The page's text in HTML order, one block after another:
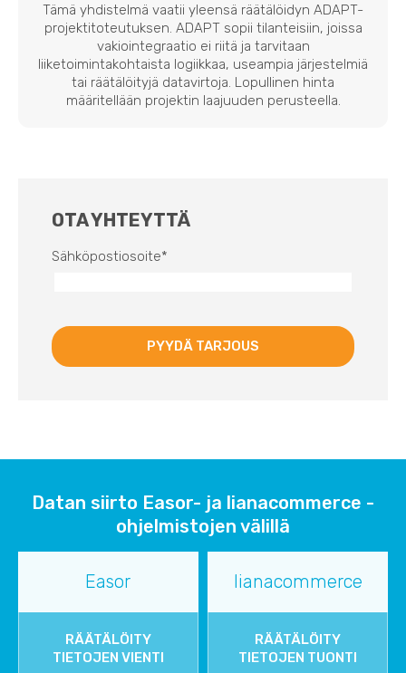
Tämä yhdistelmä vaatii yleensä räätälöidyn ADAPT-
projektitoteutuksen. ADAPT sopii tilanteisiin, joissa
vakiointegraatio ei riitä ja tarvitaan
liiketoimintakohtaista logiikkaa, useampia järjestelmiä
tai räätälöityjä datavirtoja. Lopullinen hinta
määritellään projektin laajuuden perusteella.
OTA YHTEYTTÄ
Sähköpostiosoite*
Datan siirto Easor- ja lianacommerce -
ohjelmistojen välillä
Easor lianacommerce
RÄÄTÄLÖITY
TIETOJEN VIENTI
RÄÄTÄLÖITY
TIETOJEN TUONTI